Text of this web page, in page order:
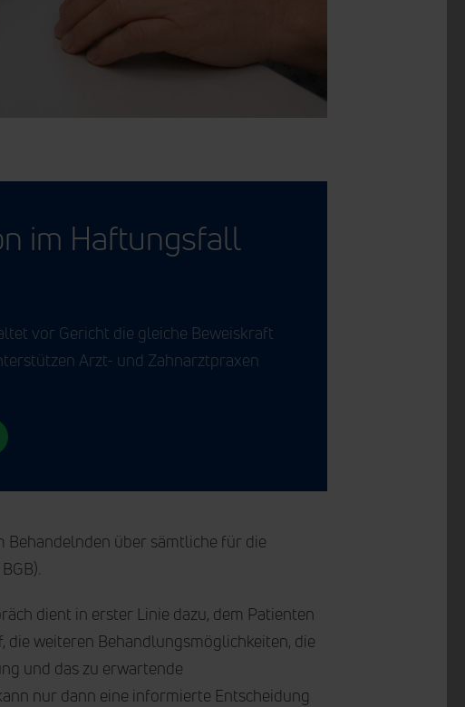
im Haftungsfall
vor Gericht die gleiche Beweiskraft
Arzt- und Zahnarztpraxen
über sämtliche für die
dient in erster Linie dazu, dem Patienten
weiteren Behandlungsmöglichkeiten, die
und das zu erwartende
nur dann eine informierte Entscheidung